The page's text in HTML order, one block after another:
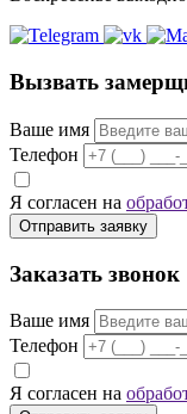
Вызвать
Ваше имя
Телефон
Я согласен на
Отправить заявку
Заказать звонок
Ваше имя
Телефон
Я согласен на